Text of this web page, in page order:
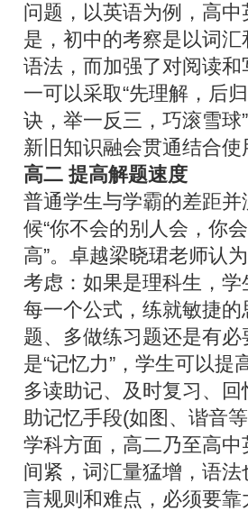
问题，以英语为例，高
是，初中的考察是以词
语法，而加强了对阅读
一可以采取“先理解，后
诀，举一反三，巧滚雪
新旧知识融会贯通结合使
高二 提高解题速度
普通学生与学霸的差距
候“你不会的别人会，你
高”。卓越梁晓珺老师认
考虑：如果是理科生，学
每一个公式，练就敏捷
题、多做练习题还是有
是“记忆力”，学生可以
多读助记、及时复习、
助记忆手段(如图、谐音
学科方面，高二乃至高
间紧，词汇量猛增，语
言规则和难点，必须要